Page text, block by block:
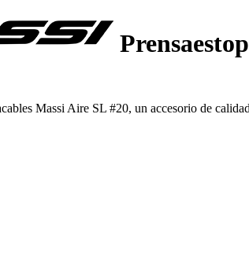
Massi Aire SL #20, un accesorio de